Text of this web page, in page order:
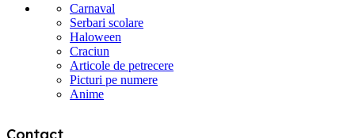
Carnaval
Serbari scolare
Haloween
Craciun
Articole de petrecere
Picturi pe numere
Anime